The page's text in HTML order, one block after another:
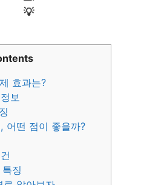
💡
효과는?
보
어떤 점이 좋을까?
징